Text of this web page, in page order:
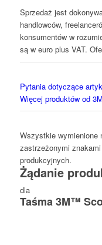
Sprzedaż jest
handlowców,
konsumentów w
są w euro plus VAT.
Pytania dotyczące
Więcej produktów od 3M
Wszystkie wymienione
zastrzeżonymi
produkcyjnych.
Żądanie
dla
Taśma 3M™